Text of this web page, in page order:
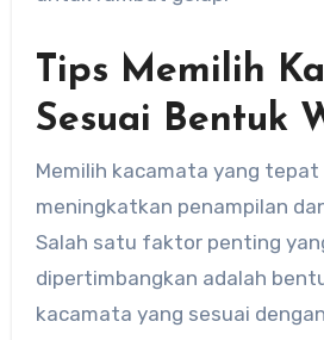
Tips Memilih
Sesuai Bentuk
Memilih kacamata yang
meningkatkan penampilan
Salah satu faktor penting
dipertimbangkan adalah
kacamata yang sesuai